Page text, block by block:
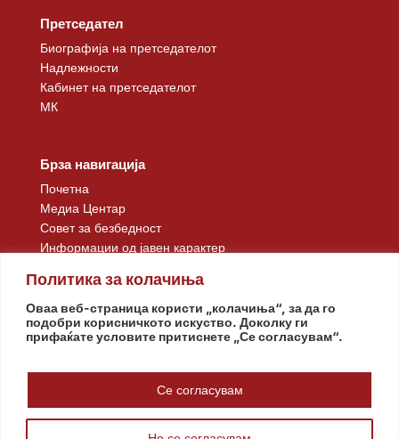
Политика за колачиња
Оваа веб-страница користи „колачиња“, за да го
подобри корисничкото искуство. Доколку ги
прифаќате условите притиснете „Се согласувам“.
Се согласувам
Претседател
Биографија на претседателот
Надлежности
Кабинет на претседателот
МК
Брза навигација
Почетна
Медиа Центар
Совет за безбедност
Информации од јавен карактер